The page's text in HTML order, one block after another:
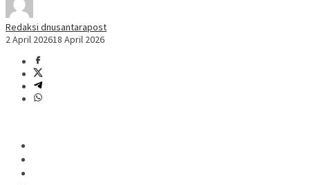
Redaksi dnusantarapost
2 April 202618 April 2026